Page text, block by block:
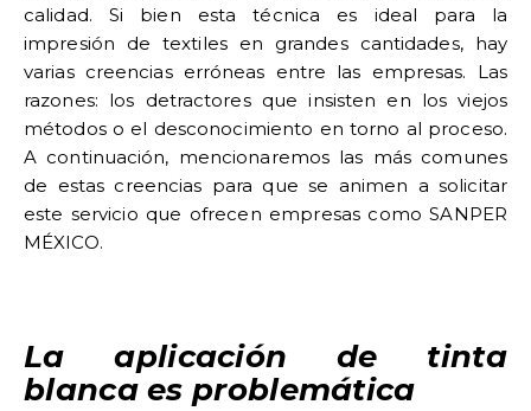
calidad. Si bien esta técnica es ideal para la
impresión de textiles en grandes cantidades, hay
varias creencias erróneas entre las empresas. Las
razones: los detractores que insisten en los viejos
métodos o el desconocimiento en torno al proceso.
A continuación, mencionaremos las más comunes
de estas creencias para que se animen a solicitar
este servicio que ofrecen empresas como SANPER
MÉXICO.
La aplicación de tinta
blanca es problemática